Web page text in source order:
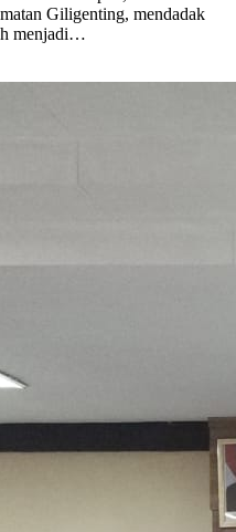
Giligenting, mendadak
menjadi…